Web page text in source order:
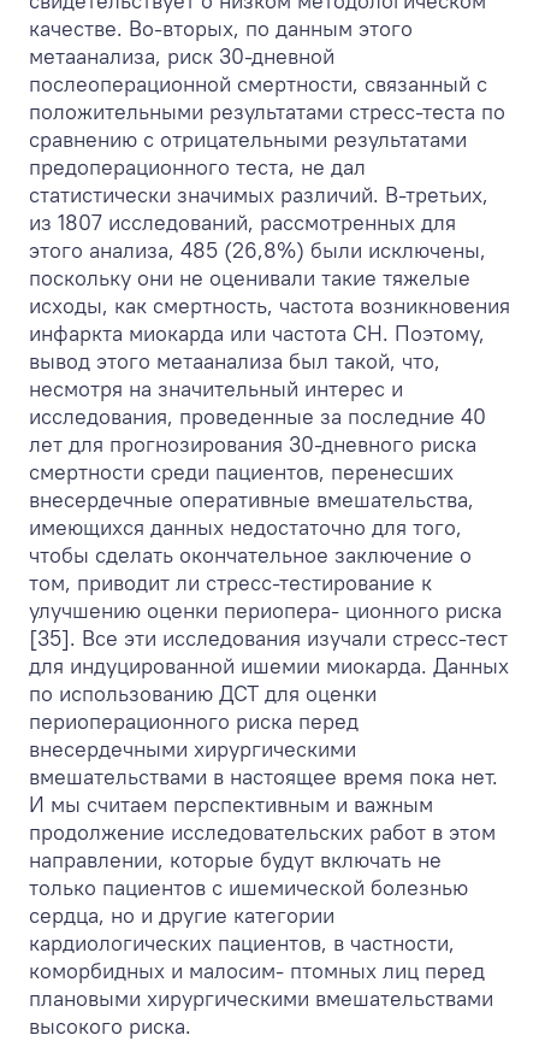
качестве. Во-вторых, по данным этого
метаанализа, риск 30-дневной
послеоперационной смертности, связанный с
положительными результатами стресс-теста по
сравнению с отрицательными результатами
предоперационного теста, не дал
статистически значимых различий. В-третьих,
из 1807 исследований, рассмотренных для
этого анализа, 485 (26,8%) были исключены,
поскольку они не оценивали такие тяжелые
исходы, как смертность, частота возникновения
инфаркта миокарда или частота СН. Поэтому,
вывод этого метаанализа был такой, что,
несмотря на значительный интерес и
исследования, проведенные за последние 40
лет для прогнозирования 30-дневного риска
смертности среди пациентов, перенесших
внесердечные оперативные вмешательства,
имеющихся данных недостаточно для того,
чтобы сделать окончательное заключение о
том, приводит ли стресс-тестирование к
улучшению оценки периопера- ционного риска
[35]. Все эти исследования изучали стресс-тест
для индуцированной ишемии миокарда. Данных
по использованию ДСТ для оценки
периоперационного риска перед
внесердечными хирургическими
вмешательствами в настоящее время пока нет.
И мы считаем перспективным и важным
продолжение исследовательских работ в этом
направлении, которые будут включать не
только пациентов с ишемической болезнью
сердца, но и другие категории
кардиологических пациентов, в частности,
коморбидных и малосим- птомных лиц перед
плановыми хирургическими вмешательствами
высокого риска.